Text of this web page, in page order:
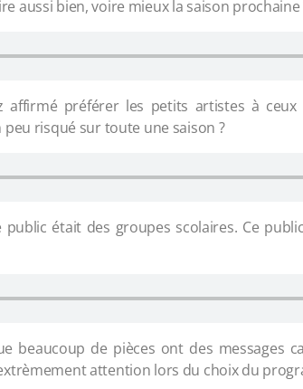
aussi bien, voire mieux la saison prochaine
affirmé préférer les petits artistes à
risqué sur toute une saison ?
était des groupes scolaires. Ce
beaucoup de pièces ont des messages
attention lors du choix du